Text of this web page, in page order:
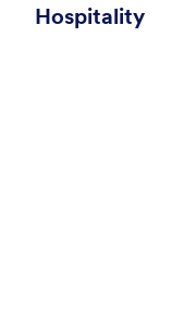
Hospitality